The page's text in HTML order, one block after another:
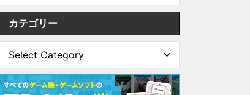
カテゴリー